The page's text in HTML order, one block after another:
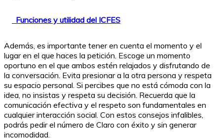
Funciones y utilidad del ICFES
Además, es importante tener en cuenta el momento y el
lugar en el que haces la petición. Escoge un momento
oportuno en el que ambos estén relajados y disfrutando de
la conversación. Evita presionar a la otra persona y respeta
su espacio personal. Si percibes que no está cómoda con la
idea, no insistas y respeta su decisión. Recuerda que la
comunicación efectiva y el respeto son fundamentales en
cualquier interacción social. Con estos consejos infalibles,
podrás pedir el número de Claro con éxito y sin generar
incomodidad.